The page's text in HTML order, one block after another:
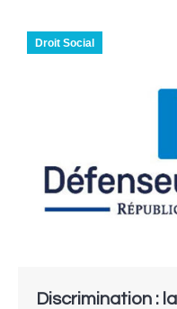
Droit Social
Discrimination :